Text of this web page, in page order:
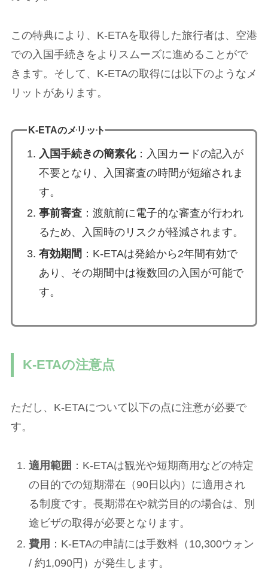
この特典により、K-ETAを取得した旅行者は、空港
での入国手続きをよりスムーズに進めることがで
きます。そして、K-ETAの取得には以下のようなメ
リットがあります。
K-ETAのメリット
入国手続きの簡素化：入国カードの記入が
不要となり、入国審査の時間が短縮されま
す。
事前審査：渡航前に電子的な審査が行われ
るため、入国時のリスクが軽減されます。
有効期間 ：K-ETAは発給から2年間有効で
あり、その期間中は複数回の入国が可能で
す。
K-ETAの注意点
ただし、K-ETAについて以下の点に注意が必要で
す。
適用範囲 ：K-ETAは観光や短期商用などの特定
の目的での短期滞在（90日以内）に適用され
る制度です。長期滞在や就労目的の場合は、別
途ビザの取得が必要となります。
費用 ：K-ETAの申請には手数料（10,300ウォン
/ 約1,090円）が発生します。